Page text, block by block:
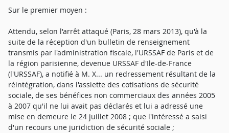
Sur le premier moyen :
Attendu, selon l'arrêt attaqué (Paris, 28 mars 2013), qu'à la
suite de la réception d'un bulletin de renseignement
transmis par l'administration fiscale, l'URSSAF de Paris et de
la région parisienne, devenue URSSAF d'Ile-de-France
(l'URSSAF), a notifié à M. X... un redressement résultant de la
réintégration, dans l'assiette des cotisations de sécurité
sociale, de ses bénéfices non commerciaux des années 2005
à 2007 qu'il ne lui avait pas déclarés et lui a adressé une
mise en demeure le 24 juillet 2008 ; que l'intéressé a saisi
d'un recours une juridiction de sécurité sociale ;